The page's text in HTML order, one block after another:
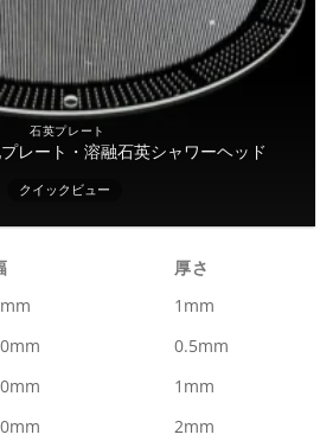
石英プレート
レート・溶融石英シャワーヘッド
クイックビュー
厚さ
1mm
0.5mm
1mm
2mm